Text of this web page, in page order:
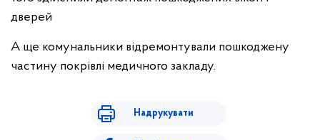
дверей
А ще комунальники відремонтували пошкоджену
частину покрівлі медичного закладу.
Надрукувати